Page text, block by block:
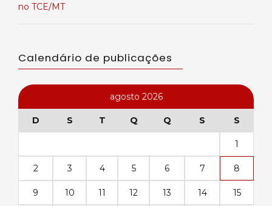
no TCE/MT
Calendário de publicações
agosto 2026
D S T Q Q S S
1
2 3 4 5 6 7 8
9 10 11 12 13 14 15